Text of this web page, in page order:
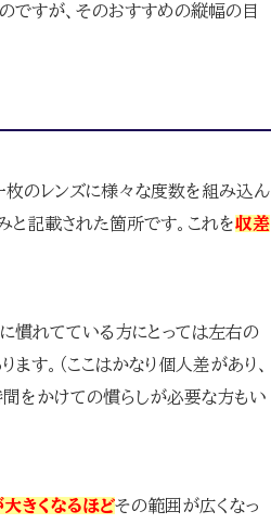
ですが、そのおすすめの縦幅の目
枚のレンズに様々な度数を組み込ん
と記載された箇所です。これを収差
慣れてている方にとっては左右の
す。（ここはかなり個人差があり、
をかけての慣らしが必要な方もい
きくなるほどその範囲が広くなっ